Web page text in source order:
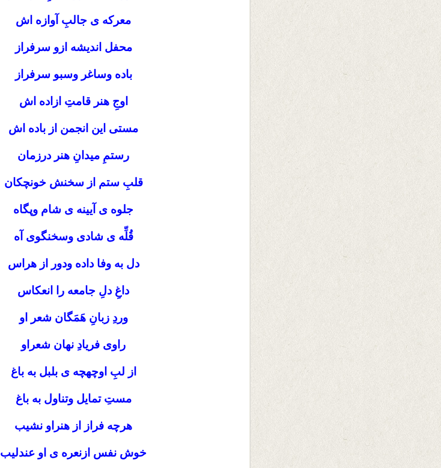
معرکه ی جالبِ آوازه اش
محفل اندیشه ازو سرفراز
باده وساغر وسبو سرفراز
اوجِ هنر قامتِ ازاده اش
مستی این انجمن از باده اش
رستمِ میدانِ هنر درزمان
قلبِ ستم از سخنش خونچکان
جلوه ی آیینه ی شام وپگاه
قُلِّه ی شادی وسخنگوی آه
دل به وفا داده ودور از هراس
داغِ دلِ جامعه را انعکاس
وردِ زبانِ هَمَگان شعر او
راوی فریادِ نهان شعراو
از لبِ اوچهچه ی بلبل به باغ
مستِ تمایل وتناول به باغ
هرچه فراز از هنراو نشیب
خوش نفس ازنعره ی او عندلیب